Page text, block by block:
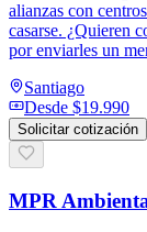
alianzas con
casarse. ¿Quieren
por enviarles un
Santiago
Desde $19.990
Solicitar cotización
MPR